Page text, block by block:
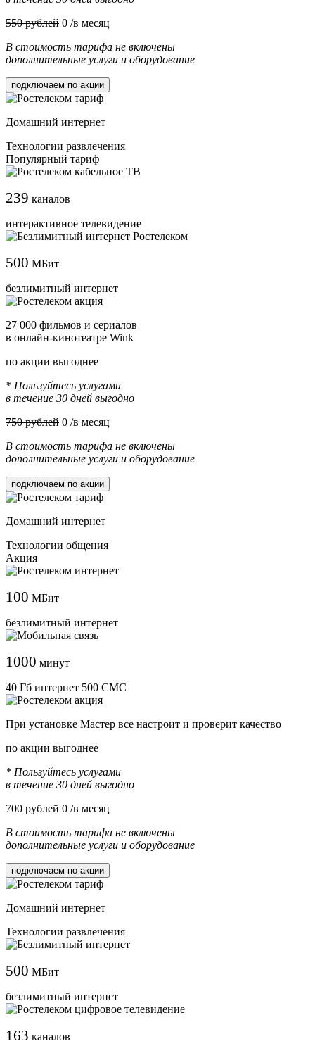
550 рублей 0 /в месяц
В стоимость тарифа не включены
дополнительные услуги и оборудование
подключаем по акции
Домашний интернет
Технологии развлечения
Популярный тариф
239 каналов
интерактивное телевидение
500 МБит
безлимитный интернет
27 000 фильмов и сериалов
в онлайн-кинотеатре Wink
по акции выгоднее
* Пользуйтесь услугами
в течение 30 дней выгодно
750 рублей 0 /в месяц
В стоимость тарифа не включены
дополнительные услуги и оборудование
подключаем по акции
Домашний интернет
Технологии общения
Акция
100 МБит
безлимитный интернет
1000 минут
40 Гб интернет 500 СМС
При установке Мастер все настроит и проверит качество
по акции выгоднее
* Пользуйтесь услугами
в течение 30 дней выгодно
700 рублей 0 /в месяц
В стоимость тарифа не включены
дополнительные услуги и оборудование
подключаем по акции
Домашний интернет
Технологии развлечения
500 МБит
безлимитный интернет
163 каналов